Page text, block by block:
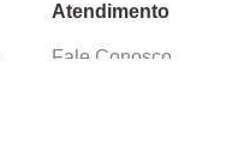
Atendimento
Fale Conosco